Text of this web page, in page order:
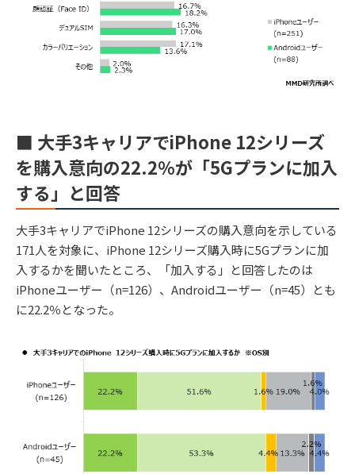
■ 大手3キャリアでiPhone 12シリーズ
を購入意向の22.2％が「5Gプランに加入
する」と回答
大手3キャリアでiPhone 12シリーズの購入意向を示している
171人を対象に、iPhone 12シリーズ購入時に5Gプランに加
入するかを聞いたところ、「加入する」と回答したのは
iPhoneユーザー（n=126）、Androidユーザー（n=45）とも
に22.2％となった。